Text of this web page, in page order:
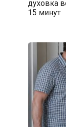
духовка
15 минут